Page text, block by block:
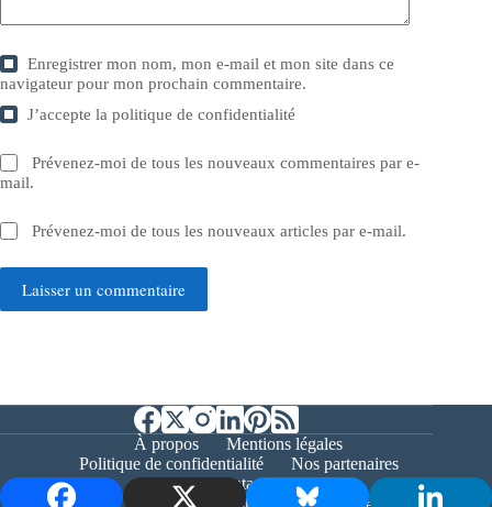
Enregistrer mon nom, mon e-mail et mon site dans ce
navigateur pour mon prochain commentaire.
J’accepte lapolitique de confidentialité
Prévenez-moi de tous les nouveaux commentaires par e-
mail.
Prévenez-moi de tous les nouveaux articles par e-mail.
Laisser un commentaire
À propos
Mentions légales
Politique de confidentialité
Nos partenaires
Contact